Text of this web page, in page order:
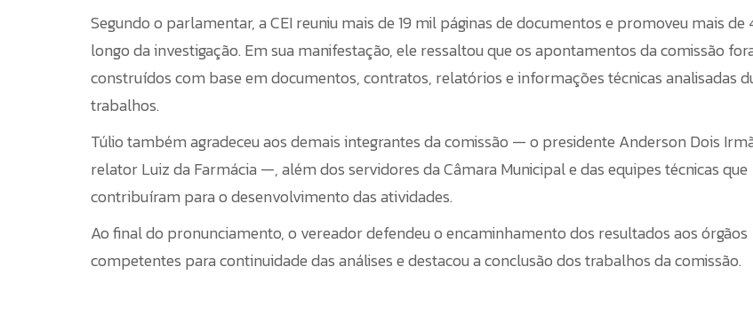
Segundo o parlamentar, a CEI reuniu mais de 19 mil páginas de documentos e promoveu mais de
longo da investigação. Em sua manifestação, ele ressaltou que os apontamentos da comissão
construídos com base em documentos, contratos, relatórios e informações técnicas analisadas
trabalhos.
Túlio também agradeceu aos demais integrantes da comissão — o presidente Anderson Dois
relator Luiz da Farmácia —, além dos servidores da Câmara Municipal e das equipes técnicas que
contribuíram para o desenvolvimento das atividades.
Ao final do pronunciamento, o vereador defendeu o encaminhamento dos resultados aos órgãos
competentes para continuidade das análises e destacou a conclusão dos trabalhos da comissão.